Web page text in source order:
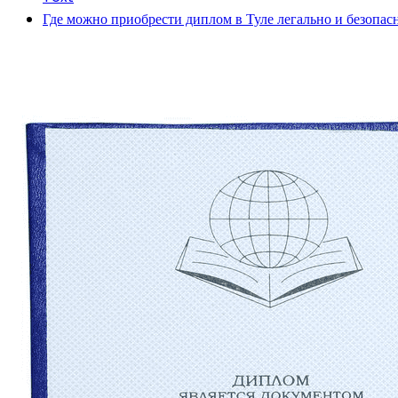
Где можно приобрести диплом в Туле легально и